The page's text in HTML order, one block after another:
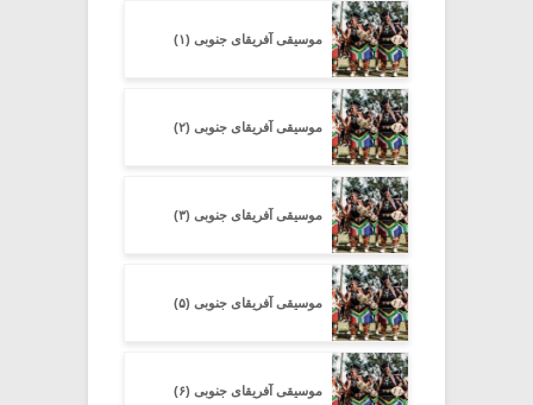
موسیقی آفریقای جنوبی (۱)
موسیقی آفریقای جنوبی (۲)
موسیقی آفریقای جنوبی (۳)
موسیقی آفریقای جنوبی (۵)
موسیقی آفریقای جنوبی (۶)